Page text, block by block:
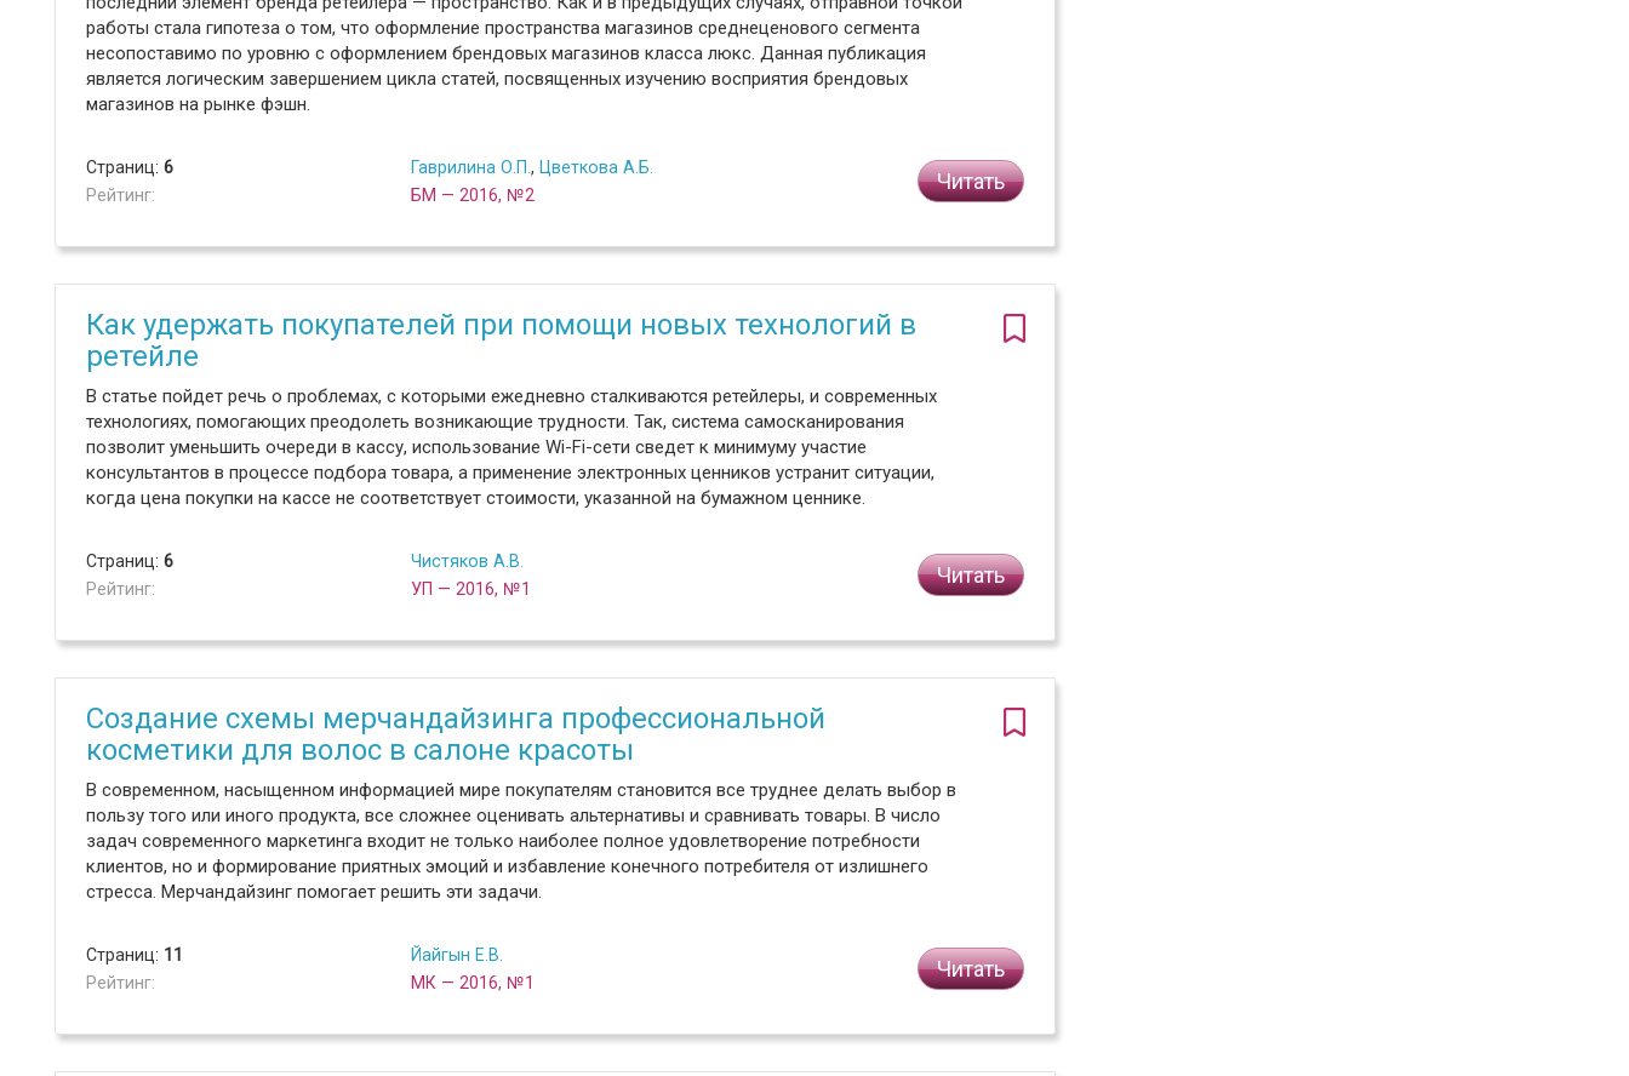
работы стала гипотеза о том, что оформление пространства магазинов среднеценового сегмента
несопоставимо по уровню с оформлением брендовых магазинов класса люкс. Данная публикация
является логическим завершением цикла статей, посвященных изучению восприятия брендовых
магазинов на рынке фэшн.
Страниц: 6
Рейтинг:
Гаврилина О.П. , Цветкова А.Б.
БМ — 2016, №2
Читать
Как удержать покупателей при помощи новых технологий в
ретейле
В статье пойдет речь о проблемах, с которыми ежедневно сталкиваются ретейлеры, и современных
технологиях, помогающих преодолеть возникающие трудности. Так, система самосканирования
позволит уменьшить очереди в кассу, использование Wi-Fi-сети сведет к минимуму участие
консультантов в процессе подбора товара, а применение электронных ценников устранит ситуации,
когда цена покупки на кассе не соответствует стоимости, указанной на бумажном ценнике.
Страниц: 6
Рейтинг:
Чистяков А.В.
УП — 2016, №1
Читать
Создание схемы мерчандайзинга профессиональной
косметики для волос в салоне красоты
В современном, насыщенном информацией мире покупателям становится все труднее делать выбор в
пользу того или иного продукта, все сложнее оценивать альтернативы и сравнивать товары. В число
задач современного маркетинга входит не только наиболее полное удовлетворение потребности
клиентов, но и формирование приятных эмоций и избавление конечного потребителя от излишнего
стресса. Мерчандайзинг помогает решить эти задачи.
Страниц: 11
Рейтинг:
Йайгын Е.В.
МК — 2016, №1
Читать